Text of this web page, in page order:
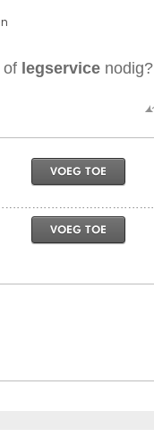
of legservice nodig?
VOEG TOE
VOEG TOE